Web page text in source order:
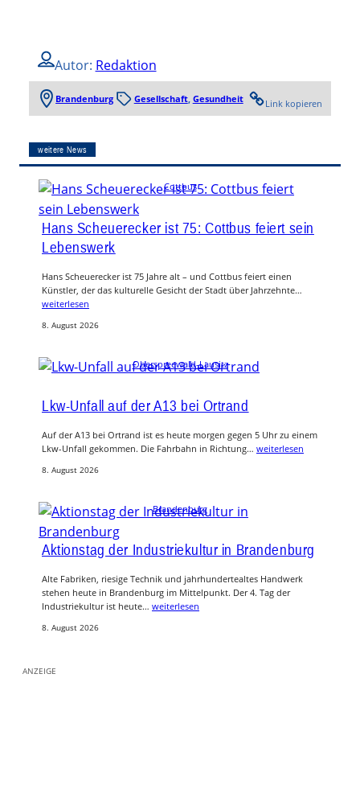
Autor: Redaktion
Brandenburg Gesellschaft, Gesundheit Link kopieren
weitere News
Cottbus
Hans Scheuerecker ist 75: Cottbus feiert sein
Lebenswerk
Hans Scheuerecker ist 75 Jahre alt – und Cottbus feiert einen
Künstler, der das kulturelle Gesicht der Stadt über Jahrzehnte…
weiterlesen
8. August 2026
Oberspreewald-Lausitz
Lkw-Unfall auf der A13 bei Ortrand
Auf der A13 bei Ortrand ist es heute morgen gegen 5 Uhr zu einem
Lkw-Unfall gekommen. Die Fahrbahn in Richtung… weiterlesen
8. August 2026
Brandenburg
Aktionstag der Industriekultur in Brandenburg
Alte Fabriken, riesige Technik und jahrhundertealtes Handwerk
stehen heute in Brandenburg im Mittelpunkt. Der 4. Tag der
Industriekultur ist heute… weiterlesen
8. August 2026